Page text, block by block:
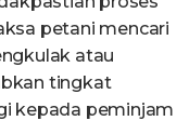
petani mencari
atau
tingkat
kepada peminjam